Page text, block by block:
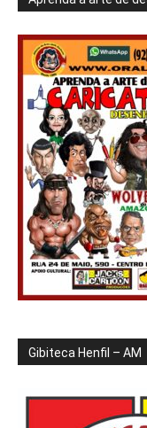
Gibiteca Henfil – AM